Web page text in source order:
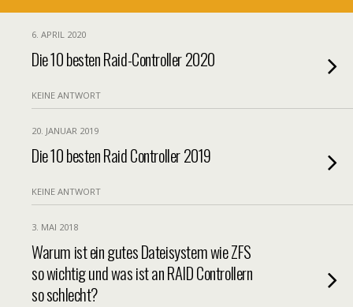
6. APRIL 2020
Die 10 besten Raid-Controller 2020
KEINE ANTWORT
20. JANUAR 2019
Die 10 besten Raid Controller 2019
KEINE ANTWORT
3. MAI 2018
Warum ist ein gutes Dateisystem wie ZFS
so wichtig und was ist an RAID Controllern
so schlecht?